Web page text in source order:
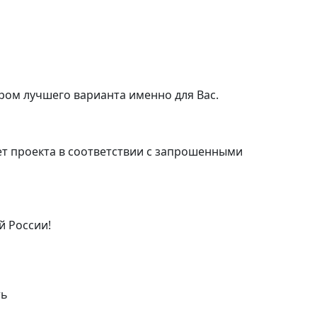
лучшего варианта именно для Вас.
проекта в соответствии с запрошенными
России!